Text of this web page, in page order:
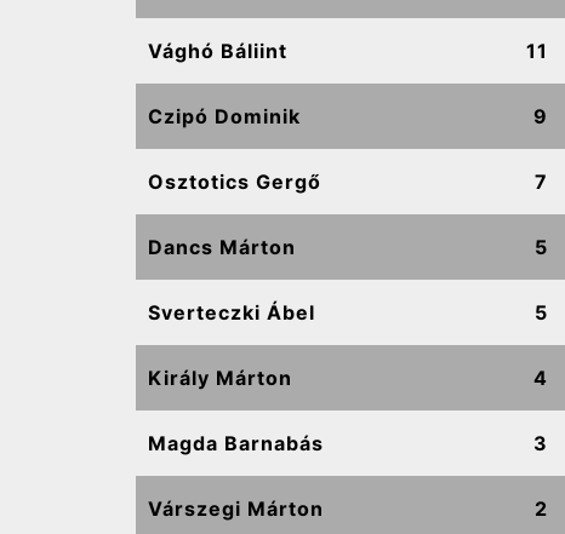
Vághó Báliint 11
Czipó Dominik 9
Osztotics Gergő 7
Dancs Márton 5
Sverteczki Ábel 5
Király Márton 4
Magda Barnabás 3
Várszegi Márton 2